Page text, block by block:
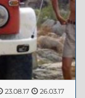
26.03.17
23.08.17